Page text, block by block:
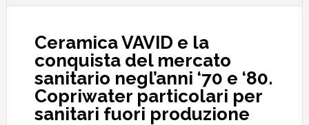
Ceramica VAVID e la
conquista del mercato
sanitario negl’anni ‘70 e ‘80.
Copriwater particolari per
sanitari fuori produzione